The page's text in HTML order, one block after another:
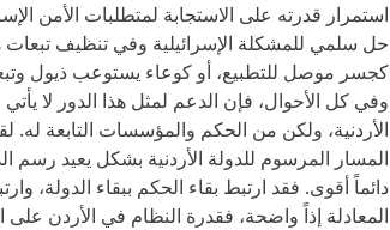
استمرار قدرته على الاستجابة لمتطلبات الأمن
حل سلمي للمشكلة الإسرائيلية وفي تنظيف تبعات
كجسر موصل للتطبيع، أو كوعاء يستوعب ذيول
وفي كل الأحوال، فإن الدعم لمثل هذا الدور لا
الأردنية، ولكن من الحكم والمؤسسات التابعة
المسار المرسوم للدولة الأردنية بشكل يعيد رسم
دائماً أقوى. فقد ارتبط بقاء الحكم ببقاء الدولة،
المعادلة إذاً واضحة، فقدرة النظام في الأردن على